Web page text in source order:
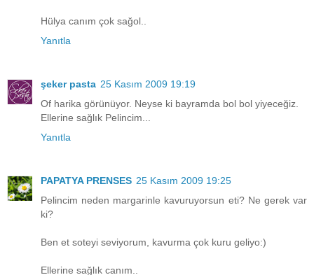
Hülya canım çok sağol..
Yanıtla
şeker pasta 25 Kasım 2009 19:19
Of harika görünüyor. Neyse ki bayramda bol bol yiyeceğiz.
Ellerine sağlık Pelincim...
Yanıtla
PAPATYA PRENSES 25 Kasım 2009 19:25
Pelincim neden margarinle kavuruyorsun eti? Ne gerek var
ki?
Ben et soteyi seviyorum, kavurma çok kuru geliyo:)
Ellerine sağlık canım..